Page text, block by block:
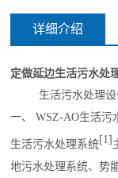
详细介绍
定做延边生活污水处
生活污水处理
一、 WSZ-AO生活污
生活污水处理系统[1]
地污水处理系统、势